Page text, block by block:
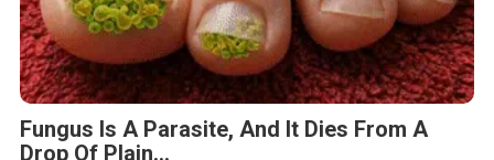
Fungus Is A Parasite, And It Dies From A
Drop Of Plain...